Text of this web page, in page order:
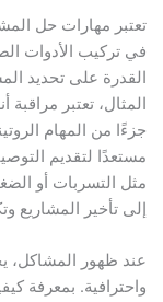
تعتبر مهارات حل
في تركيب الأدوات
القدرة على تحديد
المثال، تعتبر
جزءًا من المهام
مستعدًا لتقديم
مثل التسربات أو
إلى تأخير المشاريع
عند ظهور المشاكل،
واحترافية. بمعرفة